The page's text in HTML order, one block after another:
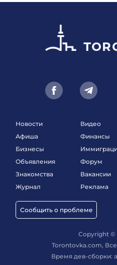
Новости
Афиша
Бизнесы
Объявления
Знакомства
Журнал
Сообщить о проблеме
Видео
Финансы
Форум
Вакансии
Реклама
Copyright ©
Torontovka.com,
Время дев-сборки: